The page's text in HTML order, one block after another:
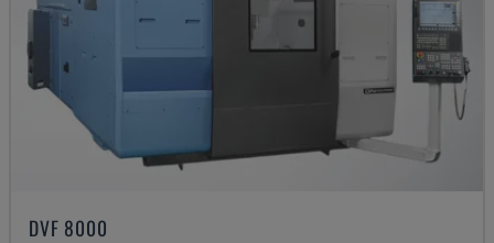
DVF 8000